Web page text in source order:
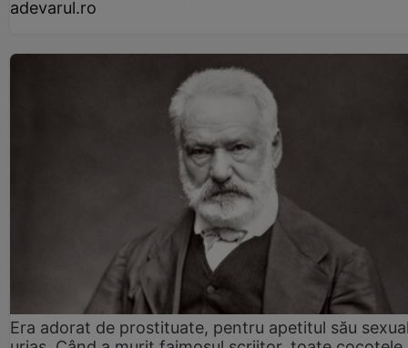
adevarul.ro
Era adorat de prostituate, pentru apetitul său